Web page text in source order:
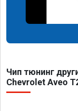
Чип тюнинг
Chevrolet Aveo